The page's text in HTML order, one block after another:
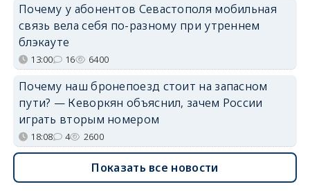
Почему у абонентов Севастополя мобильная
связь вела себя по-разному при утреннем
блэкауте
13:00 16 6400
Почему наш бронепоезд стоит на запасном
пути? — Кеворкян объяснил, зачем России
играть вторым номером
18:08 4 2600
Показать все новости